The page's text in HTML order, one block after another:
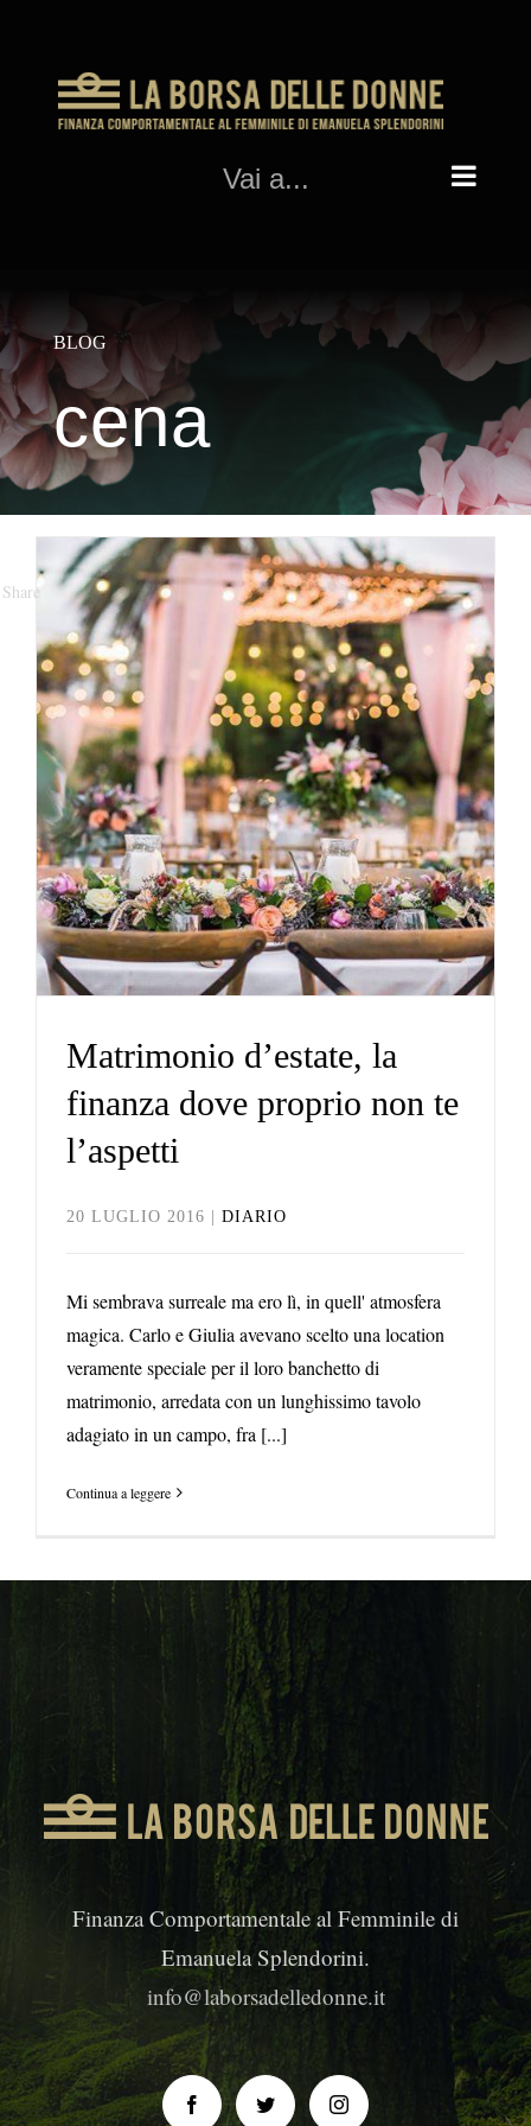
contenuto
Vai a...
BLOG
cena
Matrimonio d’estate, la
finanza dove proprio non
te l’aspetti
Diario
Matrimonio d’estate, la
finanza dove proprio non te
l’aspetti
20 LUGLIO 2016 DIARIO
Mi sembrava surreale ma ero lì, in quell' atmosfera
magica. Carlo e Giulia avevano scelto una location
veramente speciale per il loro banchetto di
matrimonio, arredata con un lunghissimo tavolo
adagiato in un campo, fra [...]
Continua a leggere
Finanza Comportamentale al Femminile di
Emanuela Splendorini.
info@laborsadelledonne.it
Share